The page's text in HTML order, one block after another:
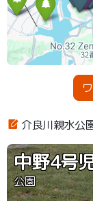
介良川親水公
中野4号
公園